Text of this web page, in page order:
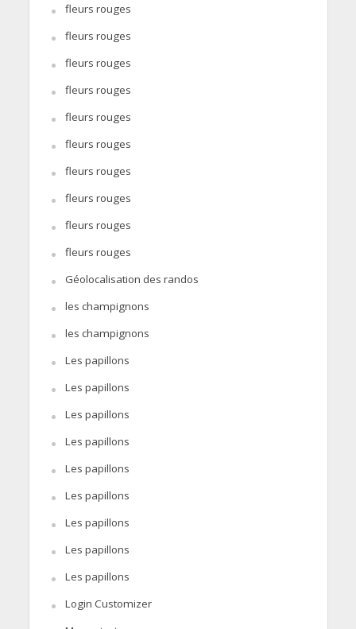
fleurs rouges
fleurs rouges
fleurs rouges
fleurs rouges
fleurs rouges
fleurs rouges
fleurs rouges
fleurs rouges
fleurs rouges
fleurs rouges
Géolocalisation des randos
les champignons
les champignons
Les papillons
Les papillons
Les papillons
Les papillons
Les papillons
Les papillons
Les papillons
Les papillons
Les papillons
Login Customizer